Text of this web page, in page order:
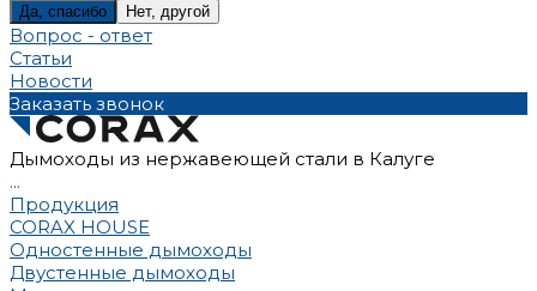
Да, спасибо Нет, другой
Вопрос - ответ
Статьи
Новости
Заказать звонок
Дымоходы из нержавеющей стали в Калуге
...
Продукция
CORAX HOUSE
Одностенные дымоходы
Двустенные дымоходы